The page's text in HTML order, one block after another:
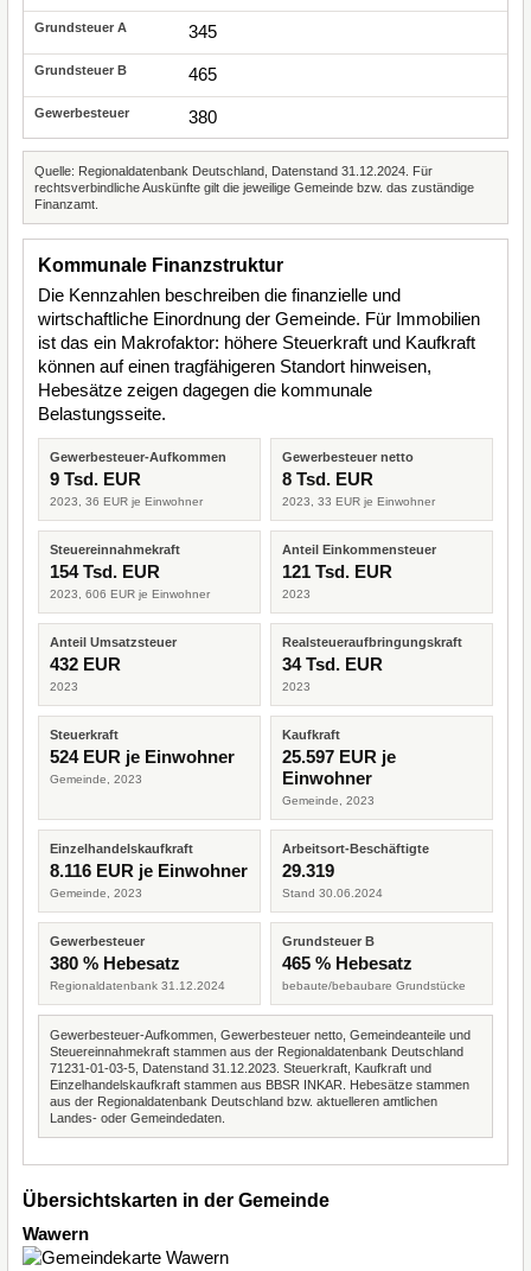
345
465
380
Quelle: Regionaldatenbank Deutschland, Datenstand 31.12.2024. Für
rechtsverbindliche Auskünfte gilt die jeweilige Gemeinde bzw. das zuständige
Finanzamt.
Kommunale Finanzstruktur
Die Kennzahlen beschreiben die finanzielle und
wirtschaftliche Einordnung der Gemeinde. Für Immobilien
ist das ein Makrofaktor: höhere Steuerkraft und Kaufkraft
können auf einen tragfähigeren Standort hinweisen,
Hebesätze zeigen dagegen die kommunale
Belastungsseite.
Gewerbesteuer-Aufkommen
9 Tsd. EUR
2023, 36 EUR je Einwohner
Gewerbesteuer netto
8 Tsd. EUR
2023, 33 EUR je Einwohner
Steuereinnahmekraft
154 Tsd. EUR
2023, 606 EUR je Einwohner
Anteil Einkommensteuer
121 Tsd. EUR
2023
Anteil Umsatzsteuer
432 EUR
2023
Realsteueraufbringungskraft
34 Tsd. EUR
2023
Steuerkraft
524 EUR je Einwohner
Gemeinde, 2023
Kaufkraft
25.597 EUR je
Einwohner
Gemeinde, 2023
Einzelhandelskaufkraft
8.116 EUR je Einwohner
Gemeinde, 2023
Arbeitsort-Beschäftigte
29.319
Stand 30.06.2024
Gewerbesteuer
380 % Hebesatz
Regionaldatenbank 31.12.2024
Grundsteuer B
465 % Hebesatz
bebaute/bebaubare Grundstücke
Gewerbesteuer-Aufkommen, Gewerbesteuer netto, Gemeindeanteile und
Steuereinnahmekraft stammen aus der Regionaldatenbank Deutschland
71231-01-03-5, Datenstand 31.12.2023. Steuerkraft, Kaufkraft und
Einzelhandelskaufkraft stammen aus BBSR INKAR. Hebesätze stammen
aus der Regionaldatenbank Deutschland bzw. aktuelleren amtlichen
Landes- oder Gemeindedaten.
Übersichtskarten in der Gemeinde
Wawern